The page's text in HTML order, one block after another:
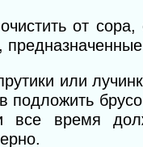
от
или
подложить
все время